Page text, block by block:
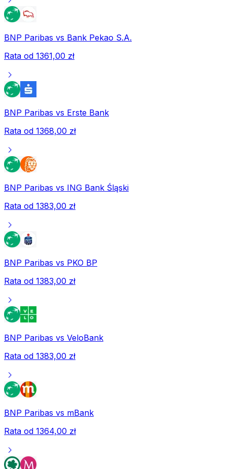
BNP Paribas vs Bank Pekao S.A.
Rata od 1361,00 zł
chevron_right
BNP Paribas vs Erste Bank
Rata od 1368,00 zł
chevron_right
BNP Paribas vs ING Bank Śląski
Rata od 1383,00 zł
chevron_right
BNP Paribas vs PKO BP
Rata od 1383,00 zł
chevron_right
BNP Paribas vs VeloBank
Rata od 1383,00 zł
chevron_right
BNP Paribas vs mBank
Rata od 1364,00 zł
chevron_right